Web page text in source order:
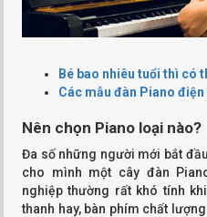
Bé bao nhiêu tuổi thì có
Các mẫu đàn Piano
Nên chọn Piano loại nào?
Đa số những người mới bắt
cho mình một cây đàn
nghiệp thường rất khó tính
thanh hay, bàn phím chất